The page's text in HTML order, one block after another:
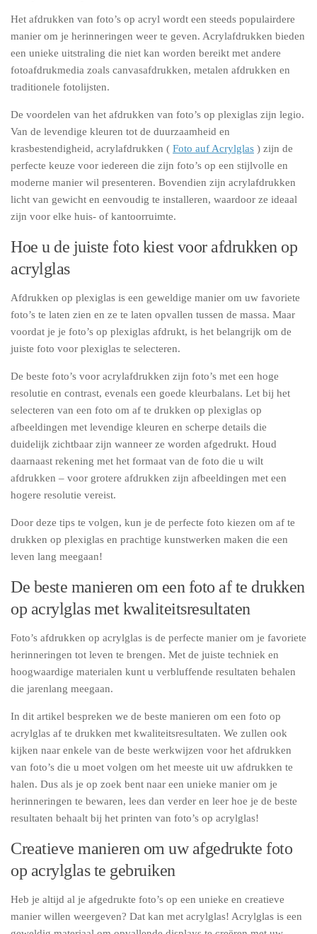
Het afdrukken van foto’s op acryl wordt een steeds populairdere
manier om je herinneringen weer te geven. Acrylafdrukken bieden
een unieke uitstraling die niet kan worden bereikt met andere
fotoafdrukmedia zoals canvasafdrukken, metalen afdrukken en
traditionele fotolijsten.
De voordelen van het afdrukken van foto’s op plexiglas zijn legio.
Van de levendige kleuren tot de duurzaamheid en
krasbestendigheid, acrylafdrukken ( Foto auf Acrylglas ) zijn de
perfecte keuze voor iedereen die zijn foto’s op een stijlvolle en
moderne manier wil presenteren. Bovendien zijn acrylafdrukken
licht van gewicht en eenvoudig te installeren, waardoor ze ideaal
zijn voor elke huis- of kantoorruimte.
Hoe u de juiste foto kiest voor afdrukken op
acrylglas
Afdrukken op plexiglas is een geweldige manier om uw favoriete
foto’s te laten zien en ze te laten opvallen tussen de massa. Maar
voordat je je foto’s op plexiglas afdrukt, is het belangrijk om de
juiste foto voor plexiglas te selecteren.
De beste foto’s voor acrylafdrukken zijn foto’s met een hoge
resolutie en contrast, evenals een goede kleurbalans. Let bij het
selecteren van een foto om af te drukken op plexiglas op
afbeeldingen met levendige kleuren en scherpe details die
duidelijk zichtbaar zijn wanneer ze worden afgedrukt. Houd
daarnaast rekening met het formaat van de foto die u wilt
afdrukken – voor grotere afdrukken zijn afbeeldingen met een
hogere resolutie vereist.
Door deze tips te volgen, kun je de perfecte foto kiezen om af te
drukken op plexiglas en prachtige kunstwerken maken die een
leven lang meegaan!
De beste manieren om een foto af te drukken
op acrylglas met kwaliteitsresultaten
Foto’s afdrukken op acrylglas is de perfecte manier om je favoriete
herinneringen tot leven te brengen. Met de juiste techniek en
hoogwaardige materialen kunt u verbluffende resultaten behalen
die jarenlang meegaan.
In dit artikel bespreken we de beste manieren om een foto op
acrylglas af te drukken met kwaliteitsresultaten. We zullen ook
kijken naar enkele van de beste werkwijzen voor het afdrukken
van foto’s die u moet volgen om het meeste uit uw afdrukken te
halen. Dus als je op zoek bent naar een unieke manier om je
herinneringen te bewaren, lees dan verder en leer hoe je de beste
resultaten behaalt bij het printen van foto’s op acrylglas!
Creatieve manieren om uw afgedrukte foto
op acrylglas te gebruiken
Heb je altijd al je afgedrukte foto’s op een unieke en creatieve
manier willen weergeven? Dat kan met acrylglas! Acrylglas is een